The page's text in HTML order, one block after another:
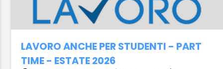
LAVORO ANCHE PER STUDENTI - PART
TIME - ESTATE 2026